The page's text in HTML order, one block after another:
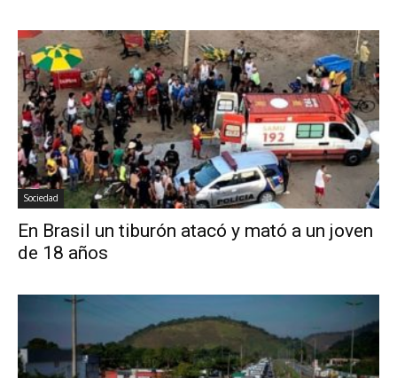
Sociedad
En Brasil un tiburón atacó y mató a un joven
de 18 años